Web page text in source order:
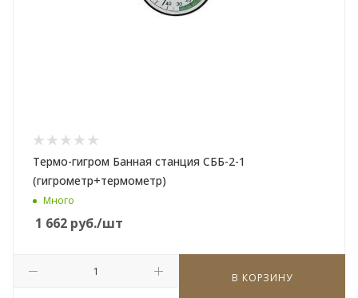
Термо-гигром Банная станция СББ-2-1
(гигрометр+термометр)
Много
1 662 руб./шт
В КОРЗИНУ